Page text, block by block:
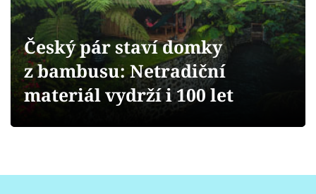
Přihlášení
Sledujte nás
Český pár staví domky
z bambusu: Netradiční
materiál vydrží i 100 let